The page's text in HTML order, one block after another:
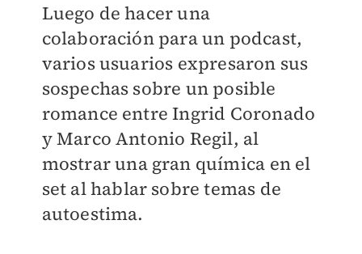
Luego de hacer una
colaboración para un podcast,
varios usuarios expresaron sus
sospechas sobre un posible
romance entre Ingrid Coronado
y Marco Antonio Regil, al
mostrar una gran química en el
set al hablar sobre temas de
autoestima.